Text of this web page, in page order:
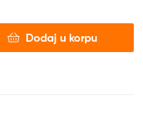
Dodaj u korpu